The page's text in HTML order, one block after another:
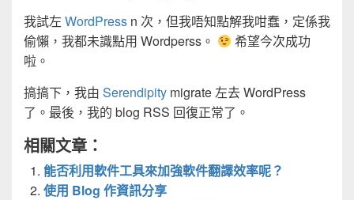
我試左 WordPress n 次，但我唔知點解我咁蠢，定係我
偷懶，我都未識點用 Wordperss。
希望今次成功
啦。
搞搞下，我由 Serendipity migrate 左去 WordPress
了。最後，我的 blog RSS 回復正常了。
相關文章：
能否利用軟件工具來加強軟件翻譯效率呢？
使用 Blog 作資訊分享